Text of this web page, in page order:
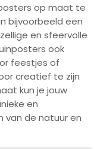
op maat te
bijvoorbeeld een
en sfeervolle
ook
feestjes of
creatief te zijn
kun je jouw
en
van de natuur en